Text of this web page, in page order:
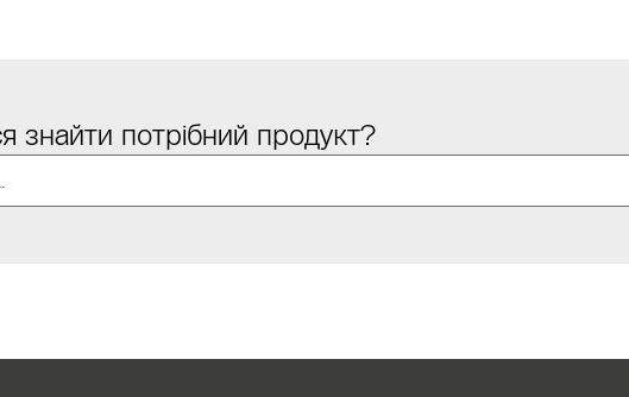
знайти потрібний продукт?